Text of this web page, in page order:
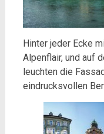
Hinter jeder Ecke
Alpenflair, und auf
leuchten die
eindrucksvollen